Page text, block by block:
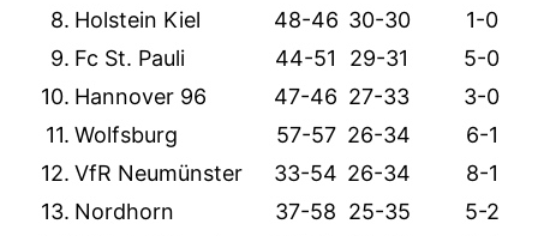
8. Holstein Kiel 48-46 30-30
1-0
9. Fc St. Pauli 44-51 29-31
5-0
10. Hannover 96 47-46 27-33
3-0
11. Wolfsburg 57-57 26-34
6-1
12. VfR Neumünster 33-54 26-34
8-1
13. Nordhorn 37-58 25-35
5-2